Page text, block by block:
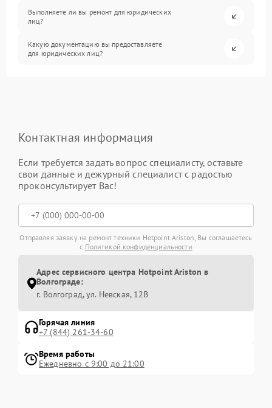
Выполняете ли вы ремонт для юридических
лиц?
Какую документацию вы предоставляете
для юридических лиц?
Контактная информация
Если требуется задать вопрос специалисту, оставьте
свои данные и дежурный специалист с радостью
проконсультирует Вас!
Отправляя заявку на ремонт техники Hotpoint Ariston, Вы соглашаетесь
с Политикой конфиденциальности
Адрес сервисного центра Hotpoint Ariston в
Волгограде:
г. Волгоград, ул. Невская, 12В
Горячая линия
+7 (844) 261-34-60
Время работы
Ежедневно с 9:00 до 21:00